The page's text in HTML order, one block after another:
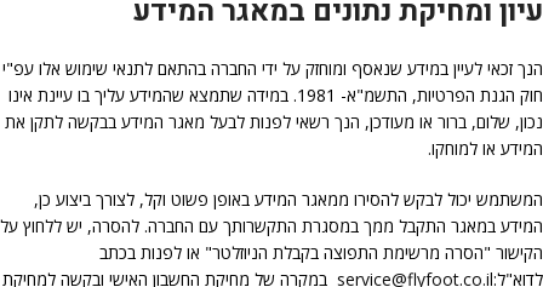
עיון ומחיקת נתונים במאגר המידע
הנך זכאי לעיין במידע שנאסף ומוחזק על ידי החברה בהתאם לתנאי שימוש אלו עפ"י
חוק הגנת הפרטיות, התשמ"א- 1981. במידה שתמצא שהמידע עליך בו עיינת אינו
נכון, שלום, ברור או מעודכן, הנך רשאי לפנות לבעל מאגר המידע בבקשה לתקן את
המידע או למוחקו.
המשתמש יכול לבקש להסירו ממאגר המידע באופן פשוט וקל, לצורך ביצוע כן,
המידע במאגר התקבל ממך במסגרת התקשרותך עם החברה. להסרה, יש ללחוץ על
הקישור "הסרה מרשימת התפוצה בקבלת הניוזלטר" או לפנות בכתב
לדוא"ל:service@flyfoot.co.il במקרה של מחיקת החשבון האישי ובקשה למחיקת